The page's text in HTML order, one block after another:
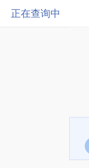
正在查询中